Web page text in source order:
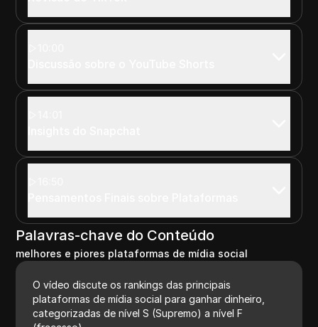
Palavras-chave do Conteúdo
melhores e piores plataformas de mídia social
O vídeo discute os rankings das principais
plataformas de mídia social para ganhar dinheiro,
categorizadas de nível S (Supremo) a nível F